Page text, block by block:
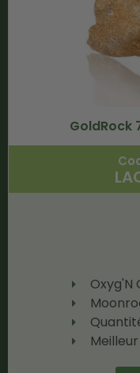
GoldRock
Oxyg'N